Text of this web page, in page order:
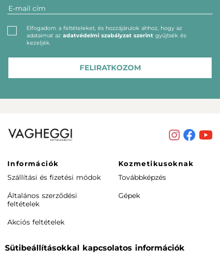
Elfogadom a feltételeket, és hozzájárulok ahhoz, hogy az
adataimat az adatvédelmi szabályzat szerint gyűjtsék és
kezeljék.
FELIRATKOZOM
Információk
Szállítási és fizetési módok
Általános szerződési
feltételek
Akciós feltételek
visszaküldés
Kozmetikusoknak
Továbbképzés
Gépek
Sütibeállításokkal kapcsolatos információk